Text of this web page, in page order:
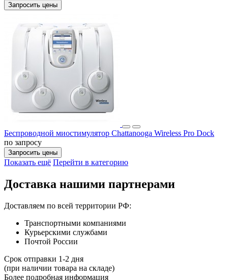
Запросить цены
Беспроводной миостимулятор Chattanooga Wireless Pro Dock
по запросу
Запросить цены
Показать ещё Перейти в категорию
Доставка нашими партнерами
Доставляем по всей территории РФ:
Транспортными компаниями
Курьерскими службами
Почтой России
Срок отправки 1-2 дня
(при наличии товара на складе)
Более подробная информация